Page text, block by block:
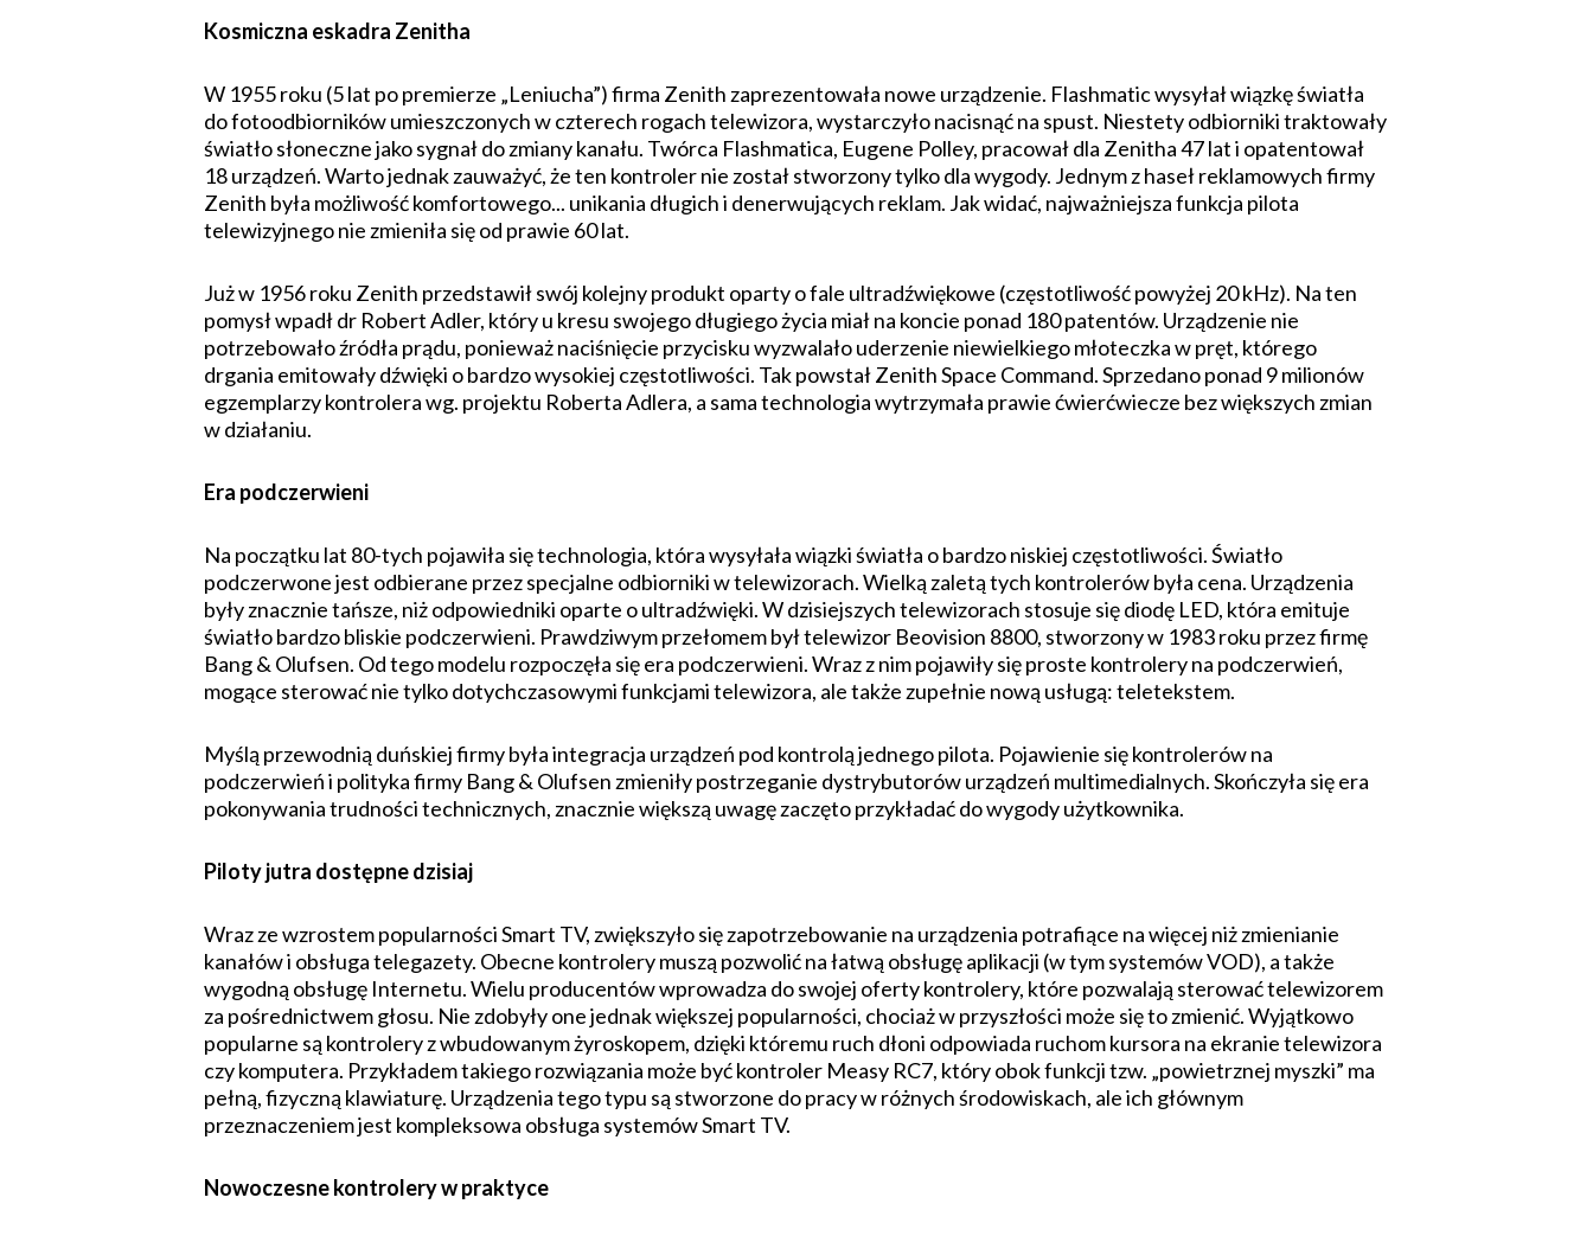
Kosmiczna eskadra Zenitha
W 1955 roku (5 lat po premierze „Leniucha”) firma Zenith zaprezentowała nowe urządzenie. Flashmatic wysyłał wiązkę światła
do fotoodbiorników umieszczonych w czterech rogach telewizora, wystarczyło nacisnąć na spust. Niestety odbiorniki traktowały
światło słoneczne jako sygnał do zmiany kanału. Twórca Flashmatica, Eugene Polley, pracował dla Zenitha 47 lat i opatentował
18 urządzeń. Warto jednak zauważyć, że ten kontroler nie został stworzony tylko dla wygody. Jednym z haseł reklamowych firmy
Zenith była możliwość komfortowego... unikania długich i denerwujących reklam. Jak widać, najważniejsza funkcja pilota
telewizyjnego nie zmieniła się od prawie 60 lat.
Już w 1956 roku Zenith przedstawił swój kolejny produkt oparty o fale ultradźwiękowe (częstotliwość powyżej 20 kHz). Na ten
pomysł wpadł dr Robert Adler, który u kresu swojego długiego życia miał na koncie ponad 180 patentów. Urządzenie nie
potrzebowało źródła prądu, ponieważ naciśnięcie przycisku wyzwalało uderzenie niewielkiego młoteczka w pręt, którego
drgania emitowały dźwięki o bardzo wysokiej częstotliwości. Tak powstał Zenith Space Command. Sprzedano ponad 9 milionów
egzemplarzy kontrolera wg. projektu Roberta Adlera, a sama technologia wytrzymała prawie ćwierćwiecze bez większych zmian
w działaniu.
Era podczerwieni
Na początku lat 80-tych pojawiła się technologia, która wysyłała wiązki światła o bardzo niskiej częstotliwości. Światło
podczerwone jest odbierane przez specjalne odbiorniki w telewizorach. Wielką zaletą tych kontrolerów była cena. Urządzenia
były znacznie tańsze, niż odpowiedniki oparte o ultradźwięki. W dzisiejszych telewizorach stosuje się diodę LED, która emituje
światło bardzo bliskie podczerwieni. Prawdziwym przełomem był telewizor Beovision 8800, stworzony w 1983 roku przez firmę
Bang & Olufsen. Od tego modelu rozpoczęła się era podczerwieni. Wraz z nim pojawiły się proste kontrolery na podczerwień,
mogące sterować nie tylko dotychczasowymi funkcjami telewizora, ale także zupełnie nową usługą: teletekstem.
Myślą przewodnią duńskiej firmy była integracja urządzeń pod kontrolą jednego pilota. Pojawienie się kontrolerów na
podczerwień i polityka firmy Bang & Olufsen zmieniły postrzeganie dystrybutorów urządzeń multimedialnych. Skończyła się era
pokonywania trudności technicznych, znacznie większą uwagę zaczęto przykładać do wygody użytkownika.
Piloty jutra dostępne dzisiaj
Wraz ze wzrostem popularności Smart TV, zwiększyło się zapotrzebowanie na urządzenia potrafiące na więcej niż zmienianie
kanałów i obsługa telegazety. Obecne kontrolery muszą pozwolić na łatwą obsługę aplikacji (w tym systemów VOD), a także
wygodną obsługę Internetu. Wielu producentów wprowadza do swojej oferty kontrolery, które pozwalają sterować telewizorem
za pośrednictwem głosu. Nie zdobyły one jednak większej popularności, chociaż w przyszłości może się to zmienić. Wyjątkowo
popularne są kontrolery z wbudowanym żyroskopem, dzięki któremu ruch dłoni odpowiada ruchom kursora na ekranie telewizora
czy komputera. Przykładem takiego rozwiązania może być kontroler Measy RC7, który obok funkcji tzw. „powietrznej myszki” ma
pełną, fizyczną klawiaturę. Urządzenia tego typu są stworzone do pracy w różnych środowiskach, ale ich głównym
przeznaczeniem jest kompleksowa obsługa systemów Smart TV.
Nowoczesne kontrolery w praktyce